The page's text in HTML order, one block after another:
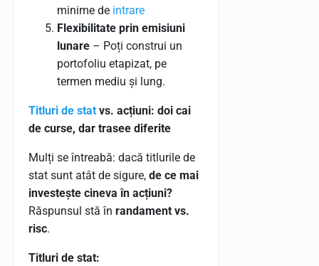
minime de intrare
Flexibilitate prin emisiuni
lunare – Poți construi un
portofoliu etapizat, pe
termen mediu și lung.
Titluri de stat vs. acțiuni: doi cai
de curse, dar trasee diferite
Mulți se întreabă: dacă titlurile de
stat sunt atât de sigure, de ce mai
investește cineva în acțiuni?
Răspunsul stă în randament vs.
risc.
Titluri de stat: